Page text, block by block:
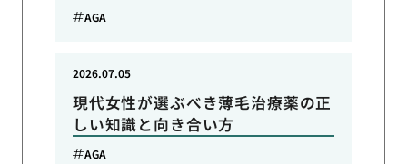
AGA
現代女性が選ぶべき薄毛治療薬の正
しい知識と向き合い方
2026.07.05
AGA